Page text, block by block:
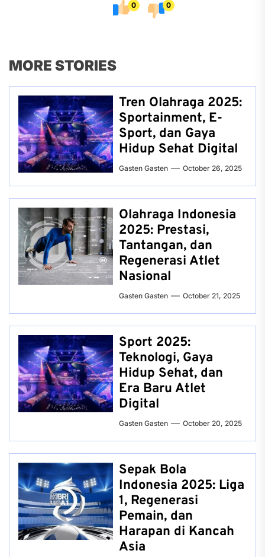
0 0
MORE STORIES
Tren Olahraga 2025:
Sportainment, E-
Sport, dan Gaya
Hidup Sehat Digital
Gasten Gasten October 26, 2025
Olahraga Indonesia
2025: Prestasi,
Tantangan, dan
Regenerasi Atlet
Nasional
Gasten Gasten October 21, 2025
Sport 2025:
Teknologi, Gaya
Hidup Sehat, dan
Era Baru Atlet
Digital
Gasten Gasten October 20, 2025
Sepak Bola
Indonesia 2025: Liga
1, Regenerasi
Pemain, dan
Harapan di Kancah
Asia